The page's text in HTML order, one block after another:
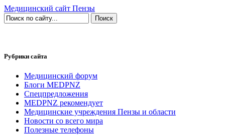
Медицинский сайт Пензы
Рубрики сайта
Медицинский форум
Блоги MEDPNZ
Спецпредложения
MEDPNZ рекомендует
Медицинские учреждения Пензы и области
Новости со всего мира
Полезные телефоны